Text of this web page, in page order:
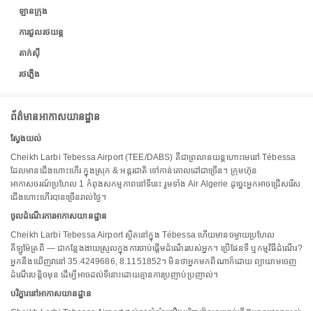
ឡានក្រុង
ការជួលរថយន្ត
តាក់ស៊ី
រថភ្លើង
ព័ត៌មានអាកាសយានដ្ឋាន
ស្វែងយល់
Cheikh Larbi Tebessa Airport (TEE/DABS) គឺជាព្រលានយន្តហោះមេនៅ Tébessa
ដែលមានជើងហោះហើរ ក្នុងស្រុក & អន្តរជាតិ ទៅកាន់គោលដៅជាច្រើន។ ក្រុមហ៊ុន
អាកាសចរណ៍ប្រហែល 1 កំពុងសកម្មភាពនៅទីនេះ រួមទាំង Air Algerie ដូច្នេះអ្នកអាចជ្រើសរើស
ជើងហោះហើរបានច្រើនរាល់ថ្ងៃ។
ចូលដំណើរការអាកាសយានដ្ឋាន
Cheikh Larbi Tebessa Airport ស្ថិតនៅក្នុង Tébessa ហើយមានចម្ងាយប្រហែល
គីឡូម៉ែត្រពី — ជាកន្លែងងាយស្រួលក្នុងការចាប់ផ្តើមដំណើររបស់អ្នក។ ប្រើផែនទី ឬកម្មវិធីដំណើរ?
អ្នកនឹងឃើញវានៅ 35.4249686, 8.1151852។ មិនថាអ្នកមកពីណាក៏ដោយ ព្យាយាមចេញ
ដំណើរបន្តិចមុន ដើម្បីអាចដល់ទីនោះដោយគ្មានការប្រញាប់ប្រញាល់។
បរិក្ខារនៅអាកាសយានដ្ឋាន